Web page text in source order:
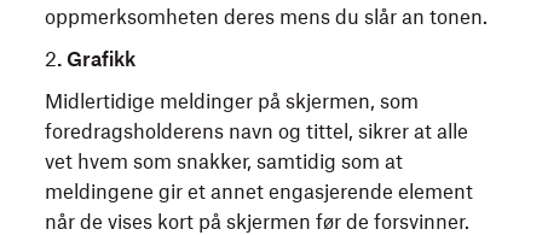
oppmerksomheten deres mens du slår an tonen.
2. Grafikk
Midlertidige meldinger på skjermen, som
foredragsholderens navn og tittel, sikrer at alle
vet hvem som snakker, samtidig som at
meldingene gir et annet engasjerende element
når de vises kort på skjermen før de forsvinner.